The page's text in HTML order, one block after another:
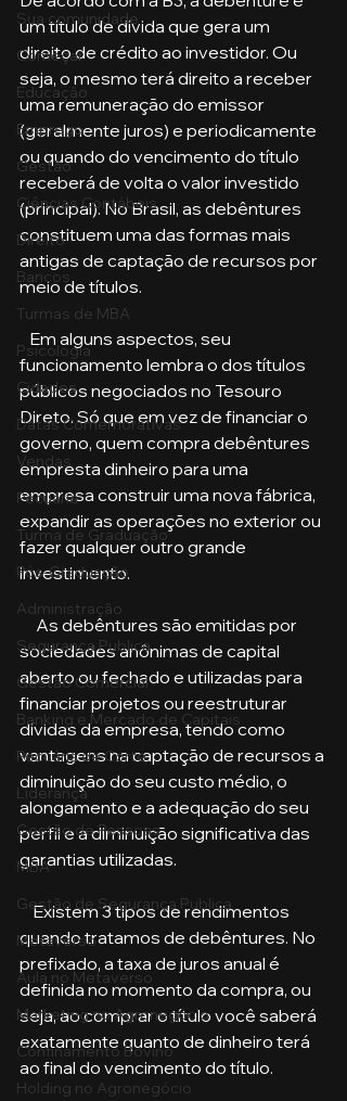
Sua comunidade
Começar
Educação
Emprego
Gestão
Ciências Contábeis
Direito
Bancos
Turmas de MBA
Psicologia
Cidades
Datas Comemorativas
Vendas
Pecuária
Turma de Graduação
Pós-Graduação
Administração
Segurança Publica
Gestão Comercial
Banking e Mercado de Capitais
Pecuária de Corte
Liderança
Gestão de Pessoas
MBA
Gestão de Segurança Publica
Metaverso
Aula no Metaverso
Marketing no Agronegócio
Confinamento Bovino
Holding no Agronegócio
um título de dívida que gera um
direito de crédito ao investidor. Ou
seja, o mesmo terá direito a receber
uma remuneração do emissor
(geralmente juros) e periodicamente
ou quando do vencimento do título
receberá de volta o valor investido
(principal). No Brasil, as debêntures
constituem uma das formas mais
antigas de captação de recursos por
meio de títulos.
funcionamento lembra o dos títulos
públicos negociados no Tesouro
Direto. Só que em vez de financiar o
governo, quem compra debêntures
empresta dinheiro para uma
empresa construir uma nova fábrica,
expandir as operações no exterior ou
fazer qualquer outro grande
investimento.
sociedades anônimas de capital
aberto ou fechado e utilizadas para
financiar projetos ou reestruturar
dívidas da empresa, tendo como
vantagens na captação de recursos a
diminuição do seu custo médio, o
alongamento e a adequação do seu
perfil e a diminuição significativa das
garantias utilizadas.
    Existem 3 tipos de rendimentos
quando tratamos de debêntures. No
prefixado, a taxa de juros anual é
definida no momento da compra, ou
seja, ao comprar o título você saberá
exatamente quanto de dinheiro terá
ao final do vencimento do título.